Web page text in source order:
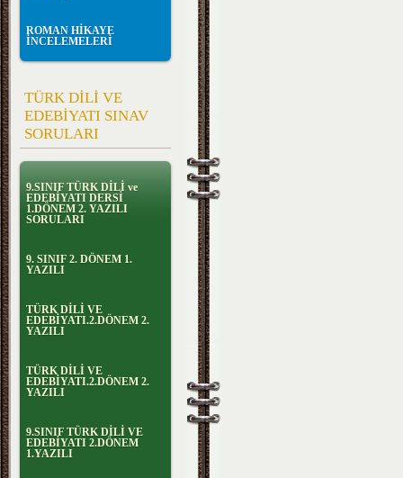
ROMAN HİKAYE
İNCELEMELERİ
TÜRK DİLİ VE
EDEBİYATI SINAV
SORULARI
9.SINIF TÜRK DİLİ ve
EDEBİYATI DERSİ
1.DÖNEM 2. YAZILI
SORULARI
9. SINIF 2. DÖNEM 1.
YAZILI
TÜRK DİLİ VE
EDEBİYATI.2.DÖNEM 2.
YAZILI
TÜRK DİLİ VE
EDEBİYATI.2.DÖNEM 2.
YAZILI
9.SINIF TÜRK DİLİ VE
EDEBİYATI 2.DÖNEM
1.YAZILI